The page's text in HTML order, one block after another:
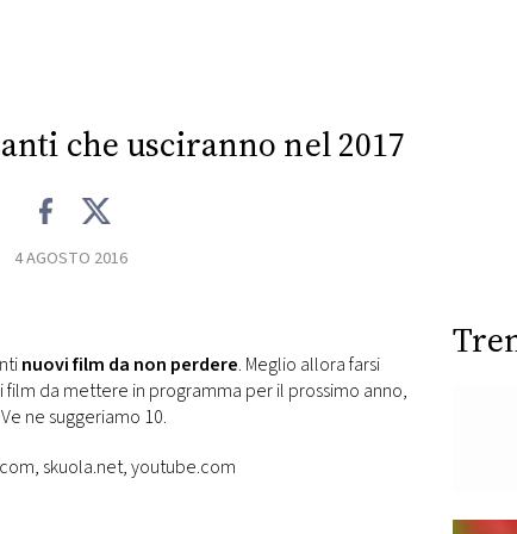
che usciranno nel 2017
4 AGOSTO 2016
nuovi film da non perdere. Meglio allora farsi
film da mettere in programma per il prossimo anno,
ne suggeriamo 10.
skuola.net, youtube.com